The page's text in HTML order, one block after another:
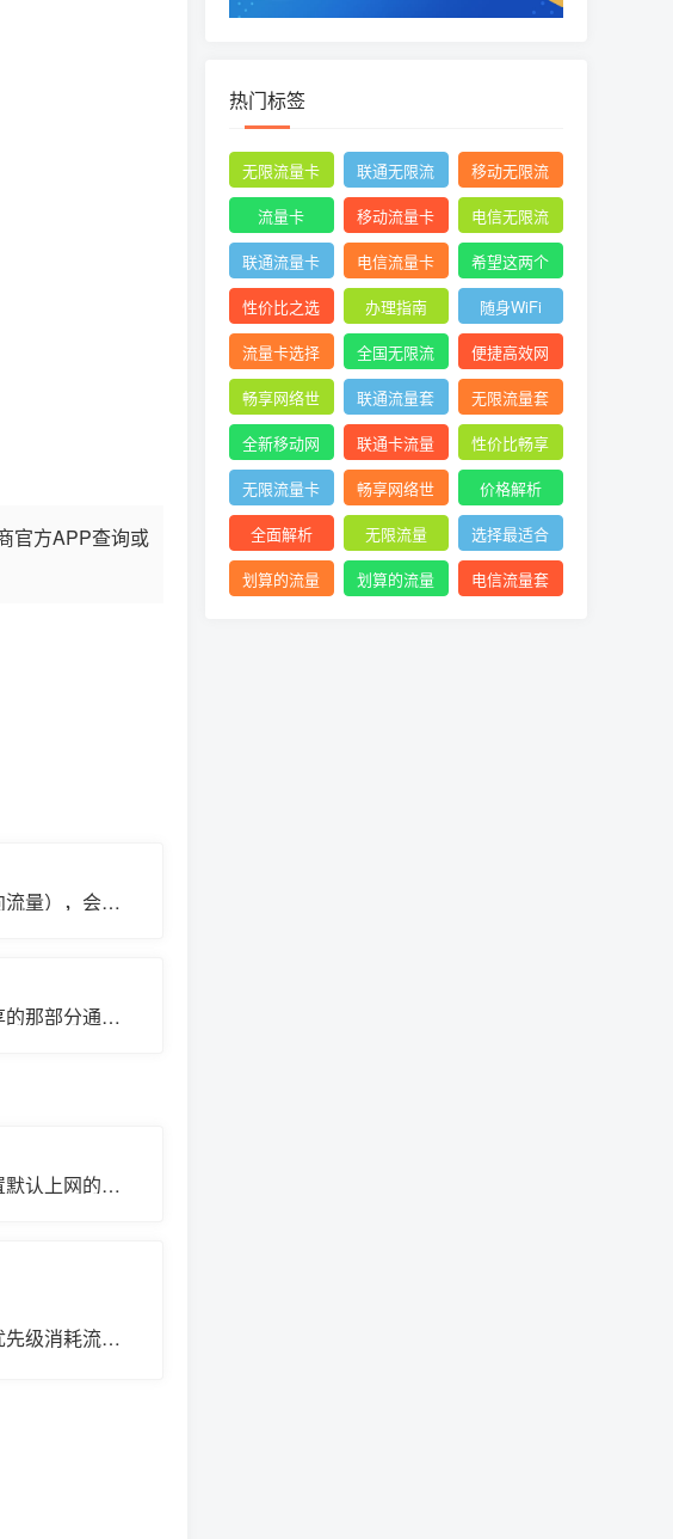
官方APP查询或
量），会先
那部分通用
默认上网的数
级消耗流量
热门标签
无限流量卡
联通无限流
量卡
移动无限流
量卡
流量卡 移动流量卡
电信无限流
量卡
联通流量卡 电信流量卡
希望这两个
关键词能满
足您的需求
性价比之选 办理指南
随身WiFi
流量卡选择
全国无限流
量
便捷高效网
络体验
畅享网络世
界
联通流量套
餐
无限流量套
餐
全新移动网
络体验
联通卡流量
查询
性价比畅享
网络
无限流量卡
价格
畅享网络世
界利器
价格解析
全面解析
无限流量
选择最适合
的流量套餐
划算的流量
划算的流量
电信流量套